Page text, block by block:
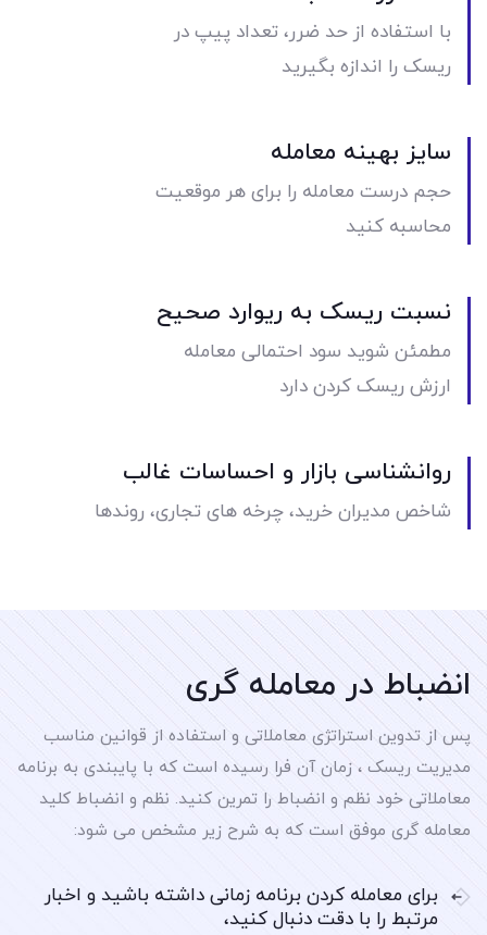
با استفاده از حد ضرر، تعداد پیپ در
ریسک را اندازه بگیرید
سایز بهینه معامله
حجم درست معامله را برای هر موقعیت
محاسبه کنید
نسبت ریسک به ریوارد صحیح
مطمئن شوید سود احتمالی معامله
ارزش ریسک کردن دارد
روانشناسی بازار و احساسات غالب
شاخص مدیران خرید، چرخه های تجاری، روندها
انضباط در معامله گری
پس از تدوین استراتژی معاملاتی و استفاده از قوانین مناسب
مدیریت ریسک ، زمان آن فرا رسیده است که با پایبندی به برنامه
معاملاتی خود نظم و انضباط را تمرین کنید. نظم و انضباط کلید
معامله گری موفق است که به شرح زیر مشخص می شود:
برای معامله کردن برنامه زمانی داشته باشید و اخبار
مرتبط را با دقت دنبال کنید،